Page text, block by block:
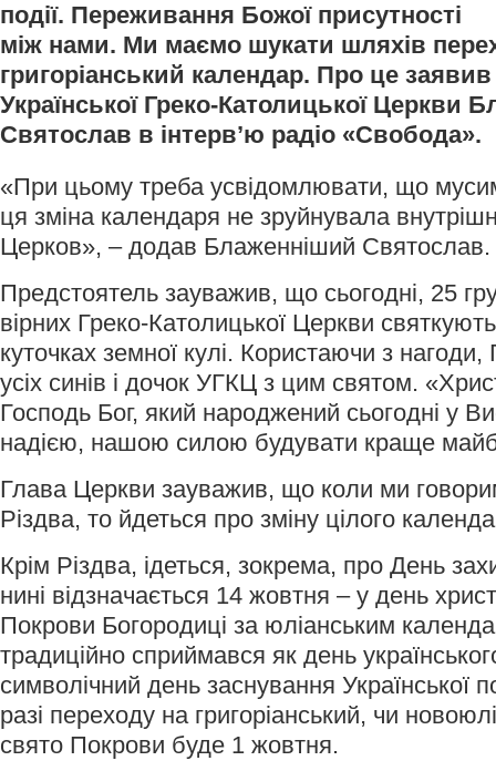
події. Переживання Божої присутності
між нами. Ми маємо шукати шляхів
григоріанський календар. Про це
Української Греко-Католицької Церкви
Святослав в інтерв’ю радіо «Свобода».
«При цьому треба усвідомлювати, що
ця зміна календаря не зруйнувала
Церков», – додав Блаженніший Святослав.
Предстоятель зауважив, що сьогодні, 25
вірних Греко-Католицької Церкви
куточках земної кулі. Користаючи з
усіх синів і дочок УГКЦ з цим святом.
Господь Бог, який народжений сьогодні у
надією, нашою силою будувати краще
Глава Церкви зауважив, що коли ми
Різдва, то йдеться про зміну цілого
Крім Різдва, ідеться, зокрема, про День
нині відзначається 14 жовтня – у день
Покрови Богородиці за юліанським
традиційно сприймався як день
символічний день заснування Української
разі переходу на григоріанський, чи
свято Покрови буде 1 жовтня.